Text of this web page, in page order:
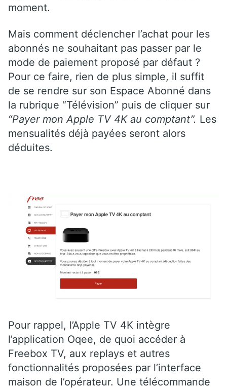
moment.
Mais comment déclencher l’achat pour les
abonnés ne souhaitant pas passer par le
mode de paiement proposé par défaut ?
Pour ce faire, rien de plus simple, il suffit
de se rendre sur son Espace Abonné dans
la rubrique “Télévision” puis de cliquer sur
“Payer mon Apple TV 4K au comptant”. Les
mensualités déjà payées seront alors
déduites.
Pour rappel, l’Apple TV 4K intègre
l’application Oqee, de quoi accéder à
Freebox TV, aux replays et autres
fonctionnalités proposées par l’interface
maison de l’opérateur. Une télécommande